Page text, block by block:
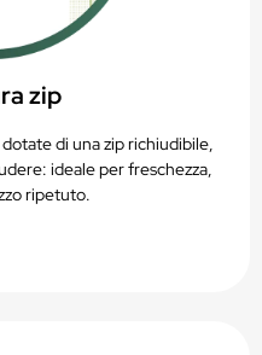
zip
di una zip richiudibile,
ideale per freschezza,
ripetuto.